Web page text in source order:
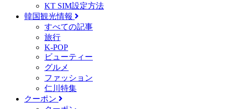
KT SIM設定方法
韓国観光情報
すべての記事
旅行
K-POP
ビューティー
グルメ
ファッション
仁川特集
クーポン